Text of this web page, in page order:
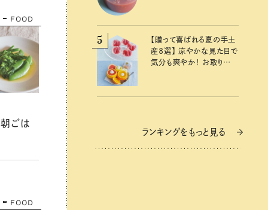
FOOD
ごは
FOOD
5
【贈って喜ばれる夏の手土
産８選】 涼やかな見た目で
気分も爽やか！ お取り寄
ランキングをもっと見る